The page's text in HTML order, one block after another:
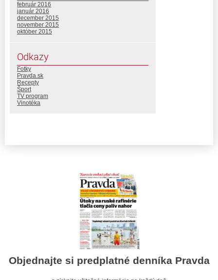
február 2016
január 2016
december 2015
november 2015
október 2015
Odkazy
Fotky
Pravda.sk
Recepty
Šport
TV program
Vinotéka
Objednajte si predplatné denníka Pravda